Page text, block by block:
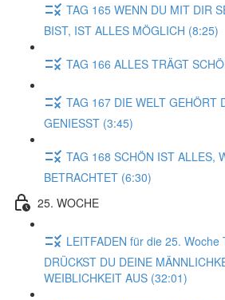
TAG 165 WENN DU MIT DIR
BIST, IST ALLES MÖGLICH (8:25)
TAG 166 ALLES TRÄGT
TAG 167 DIE WELT GEHÖRT
GENIESST (3:45)
TAG 168 SCHÖN IST ALLES,
BETRACHTET (6:30)
25. WOCHE
LEITFADEN für die 25. Woche
DRÜCKST DU DEINE
WEIBLICHKEIT AUS (32:01)